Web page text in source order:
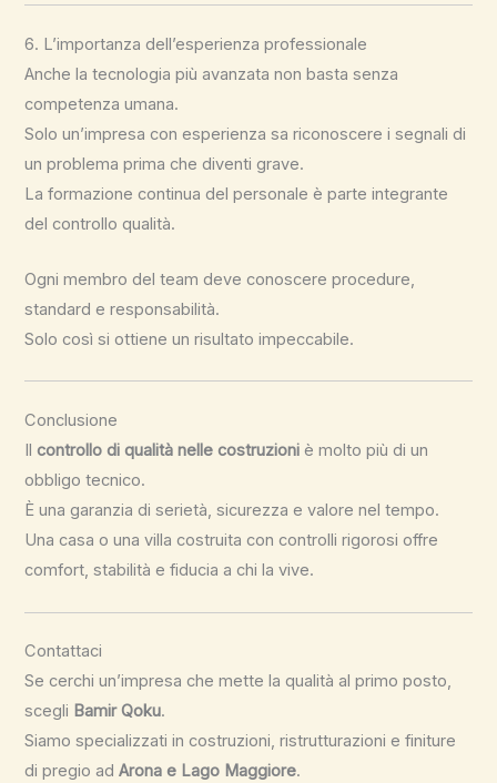
6. L’importanza dell’esperienza professionale
Anche la tecnologia più avanzata non basta senza
competenza umana.
Solo un’impresa con esperienza sa riconoscere i segnali di
un problema prima che diventi grave.
La formazione continua del personale è parte integrante
del controllo qualità.
Ogni membro del team deve conoscere procedure,
standard e responsabilità.
Solo così si ottiene un risultato impeccabile.
Conclusione
Ilcontrollo di qualità nelle costruzioni è molto più di un
obbligo tecnico.
È una garanzia di serietà, sicurezza e valore nel tempo.
Una casa o una villa costruita con controlli rigorosi offre
comfort, stabilità e fiducia a chi la vive.
Contattaci
Se cerchi un’impresa che mette la qualità al primo posto,
scegli Bamir Qoku.
Siamo specializzati in costruzioni, ristrutturazioni e finiture
di pregio adArona e Lago Maggiore.